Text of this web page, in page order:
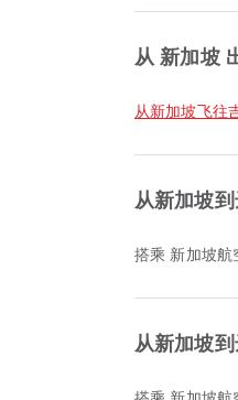
从 新加坡
从新加坡飞
从新加坡
搭乘 新加坡
从新加坡